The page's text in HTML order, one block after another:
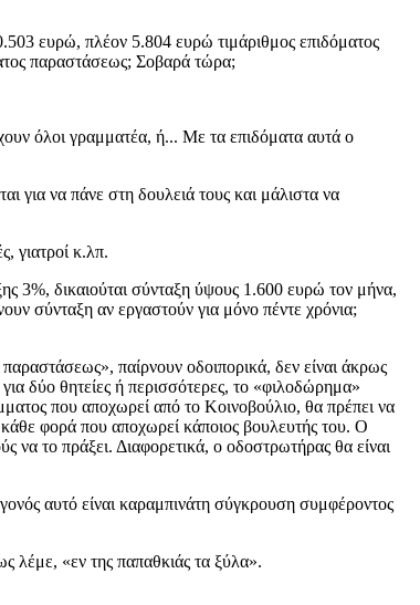
ευρώ, πλέον 5.804 ευρώ τιμάριθμος επιδόματος
παραστάσεως; Σοβαρά τώρα;
όλοι γραμματέα, ή... Με τα επιδόματα αυτά ο
για να πάνε στη δουλειά τους και μάλιστα να
γιατροί κ.λπ.
3%, δικαιούται σύνταξη ύψους 1.600 ευρώ τον μήνα,
σύνταξη αν εργαστούν για μόνο πέντε χρόνια;
παίρνουν οδοιπορικά, δεν είναι άκρως
δύο θητείες ή περισσότερες, το «φιλοδώρημα»
που αποχωρεί από το Κοινοβούλιο, θα πρέπει να
φορά που αποχωρεί κάποιος βουλευτής του. Ο
να το πράξει. Διαφορετικά, ο οδοστρωτήρας θα είναι
αυτό είναι καραμπινάτη σύγκρουση συμφέροντος
λέμε, «εν της παπαθκιάς τα ξύλα».